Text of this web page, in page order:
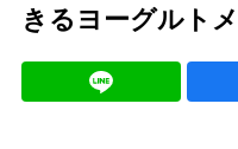
きるヨーグルト